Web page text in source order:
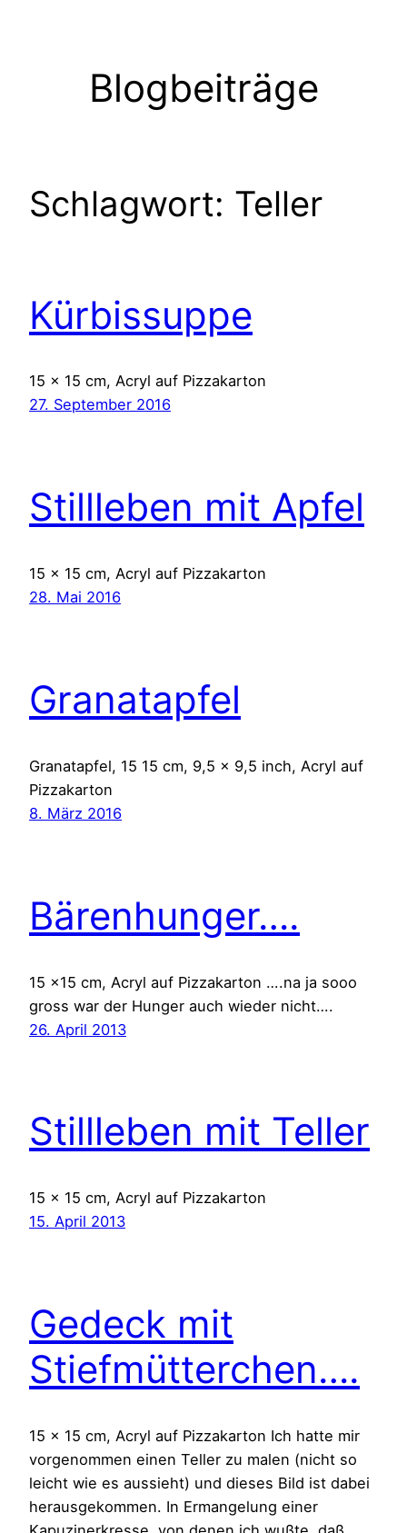
Blogbeiträge
Schlagwort: Teller
Kürbissuppe
15 x 15 cm, Acryl auf Pizzakarton
27. September 2016
Stillleben mit Apfel
15 x 15 cm, Acryl auf Pizzakarton
28. Mai 2016
Granatapfel
Granatapfel, 15 15 cm, 9,5 x 9,5 inch, Acryl auf
Pizzakarton
8. März 2016
Bärenhunger….
15 x15 cm, Acryl auf Pizzakarton ….na ja sooo
gross war der Hunger auch wieder nicht….
26. April 2013
Stillleben mit Teller
15 x 15 cm, Acryl auf Pizzakarton
15. April 2013
Gedeck mit
Stiefmütterchen….
15 x 15 cm, Acryl auf Pizzakarton Ich hatte mir
vorgenommen einen Teller zu malen (nicht so
leicht wie es aussieht) und dieses Bild ist dabei
herausgekommen. In Ermangelung einer